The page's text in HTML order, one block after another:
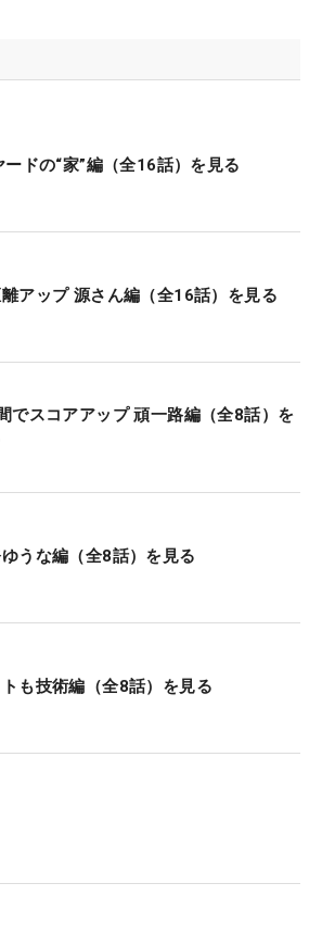
ードの“家”編（全16話）を見る
アップ 源さん編（全16話）を見る
でスコアアップ 頑一路編（全8話）を
うな編（全8話）を見る
も技術編（全8話）を見る